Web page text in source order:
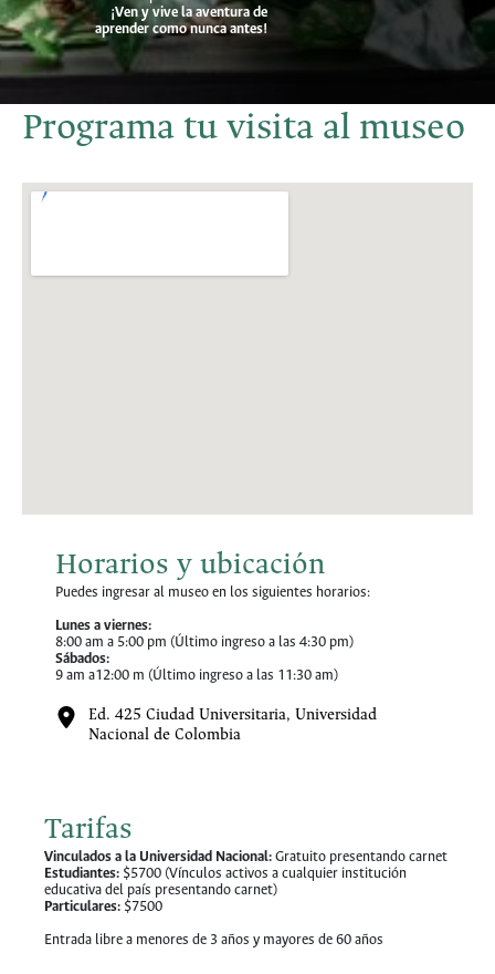
¡Ven y vive la aventura de
aprender como nunca antes!
Programa tu visita al museo
Horarios y ubicación
Puedes ingresar al museo en los siguientes horarios:
Lunes a viernes:
8:00 am a 5:00 pm (Último ingreso a las 4:30 pm)
Sábados:
9 am a12:00 m (Último ingreso a las 11:30 am)
Ed. 425 Ciudad Universitaria, Universidad
Nacional de Colombia
Tarifas
Vinculados a la Universidad Nacional: Gratuito presentando carnet
Estudiantes: $5700 (Vínculos activos a cualquier institución
educativa del país presentando carnet)
Particulares: $7500
Entrada libre a menores de 3 años y mayores de 60 años